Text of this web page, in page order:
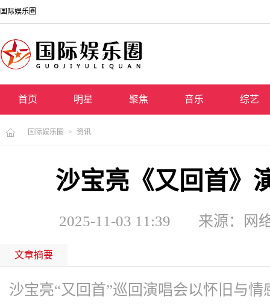
国际娱乐圈
首页 明星 聚焦 音乐 综艺
国际娱乐圈 > 资讯
沙宝亮《又回首》
2025-11-03 11:39 来源：网
文章摘要
沙宝亮“又回首”巡回演唱会以怀旧与